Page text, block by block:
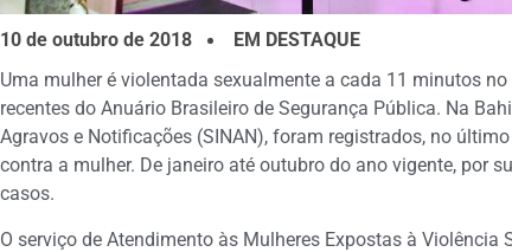
10 de outubro de 2018
EM DESTAQUE
Uma mulher é violentada sexualmente a cada 11 minutos
recentes do Anuário Brasileiro de Segurança Pública. Na
Agravos e Notificações (SINAN), foram registrados, no
contra a mulher. De janeiro até outubro do ano vigente, por
casos.
O serviço de Atendimento às Mulheres Expostas à Violência